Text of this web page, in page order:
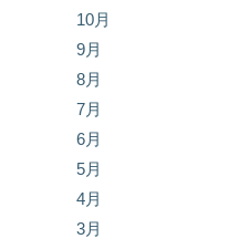
10月
9月
8月
7月
6月
5月
4月
3月